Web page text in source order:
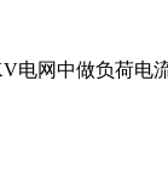
电网中做负荷